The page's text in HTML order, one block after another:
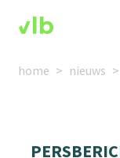
home nieuws